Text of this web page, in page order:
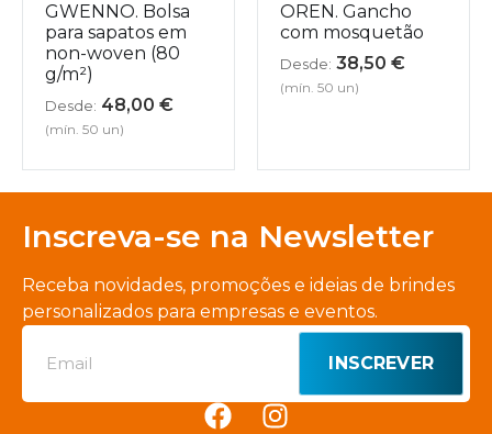
GWENNO. Bolsa
para sapatos em
non-woven (80
g/m²)
Desde: 48,00 €
(mín. 50 un)
OREN. Gancho
com mosquetão
Desde: 38,50 €
(mín. 50 un)
Inscreva-se na Newsletter
Receba novidades, promoções e ideias de brindes
personalizados para empresas e eventos.
INSCREVER